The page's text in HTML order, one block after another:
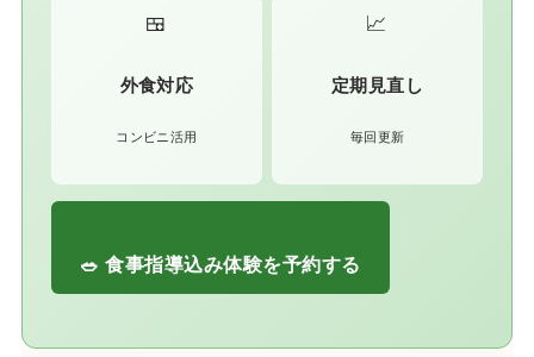
🍱
外食対応
コンビニ活用
📈
定期見直し
毎回更新
🥗 食事指導込み体験を予約する